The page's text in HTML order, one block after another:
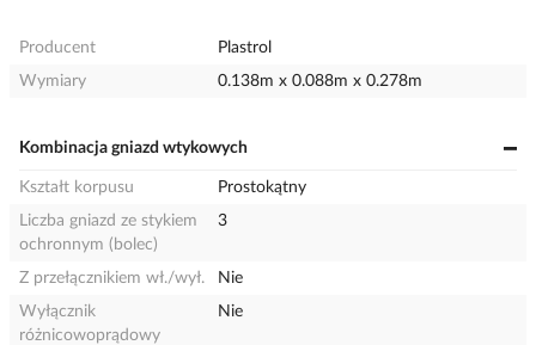
Producent
Plastrol
Wymiary
0.138m x 0.088m x 0.278m
Kombinacja gniazd wtykowych
Kształt korpusu
Prostokątny
Liczba gniazd ze stykiem
ochronnym (bolec)
3
Z przełącznikiem wł./wył.
Nie
Wyłącznik
różnicowoprądowy
Nie